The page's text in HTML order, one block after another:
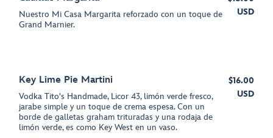
Nuestro Mi Casa Margarita reforzado con un toque de
Grand Marnier.
USD
Key Lime Pie Martini
Vodka Tito's Handmade, Licor 43, limón verde fresco,
jarabe simple y un toque de crema espesa. Con un
borde de galletas graham trituradas y una rodaja de
limón verde, es como Key West en un vaso.
$16.00
USD